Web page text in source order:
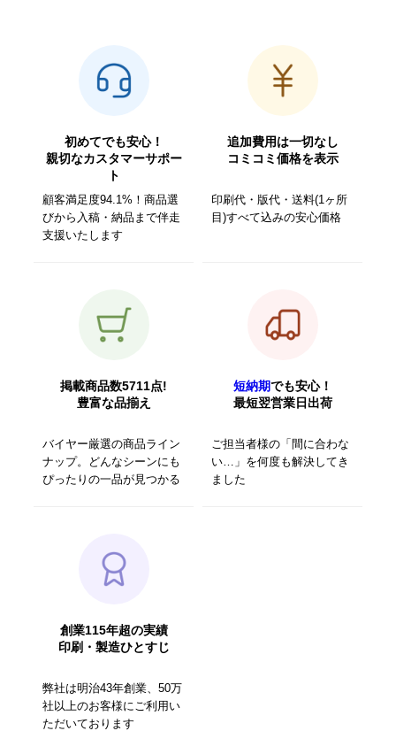
初めてでも安心！
親切なカスタマーサポー
ト
顧客満足度94.1%！商品選
びから入稿・納品まで伴走
支援いたします
追加費用は一切なし
コミコミ価格を表示
印刷代・版代・送料(1ヶ所
目)すべて込みの安心価格
掲載商品数5711点!
豊富な品揃え
バイヤー厳選の商品ライン
ナップ。どんなシーンにも
ぴったりの一品が見つかる
短納期でも安心！
最短翌営業日出荷
ご担当者様の「間に合わな
い…」を何度も解決してき
ました
創業115年超の実績
印刷・製造ひとすじ
弊社は明治43年創業、50万
社以上のお客様にご利用い
ただいております